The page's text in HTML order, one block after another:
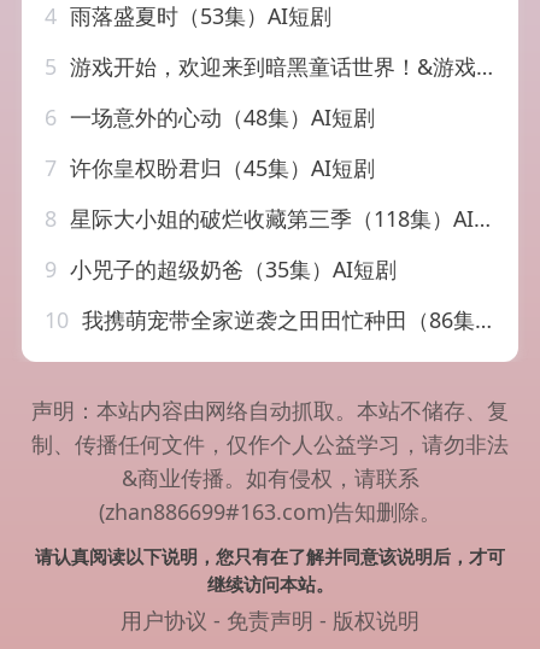
4 雨落盛夏时（53集）AI短剧
5 游戏开始，欢迎来到暗黑童话世界！&游戏开始欢迎来到暗黑童话世界（93集）AI短剧
6 一场意外的心动（48集）AI短剧
7 许你皇权盼君归（45集）AI短剧
8 星际大小姐的破烂收藏第三季（118集）AI短剧
9 小兕子的超级奶爸（35集）AI短剧
10 我携萌宠带全家逆袭之田田忙种田（86集）AI短剧
声明：本站内容由网络自动抓取。本站不储存、复
制、传播任何文件，仅作个人公益学习，请勿非法
&商业传播。如有侵权，请联系
(zhan886699#163.com)告知删除。
请认真阅读以下说明，您只有在了解并同意该说明后，才可
继续访问本站。
用户协议 - 免责声明 - 版权说明